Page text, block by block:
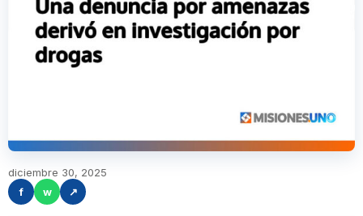
diciembre 30, 2025
f
w ↗